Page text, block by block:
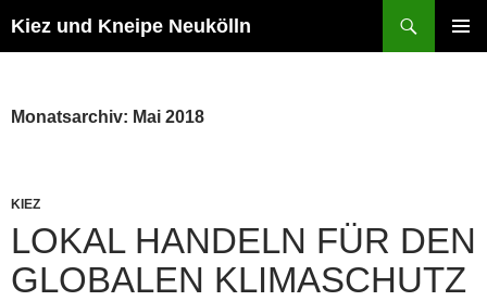
Inhalt
Kiez und Kneipe Neukölln
Monatsarchiv: Mai 2018
KIEZ
LOKAL HANDELN FÜR DEN
GLOBALEN KLIMASCHUTZ